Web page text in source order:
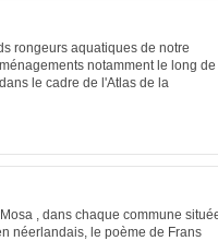
rongeurs aquatiques de notre
notamment le long
le cadre de l'Atlas de la
, dans chaque commune
néerlandais, le poème de Frans